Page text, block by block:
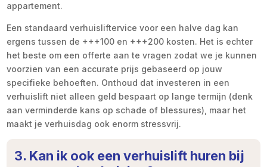
appartement.
Een standaard verhuisliftervice voor een halve dag kan
ergens tussen de +++100 en +++200 kosten. Het is echter
het beste om een offerte aan te vragen zodat we je kunnen
voorzien van een accurate prijs gebaseerd op jouw
specifieke behoeften. Onthoud dat investeren in een
verhuislift niet alleen geld bespaart op lange termijn (denk
aan verminderde kans op schade of blessures), maar het
maakt je verhuisdag ook enorm stressvrij.
3. Kan ik ook een verhuislift huren bij